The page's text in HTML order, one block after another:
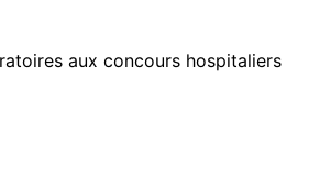
aux concours hospitaliers